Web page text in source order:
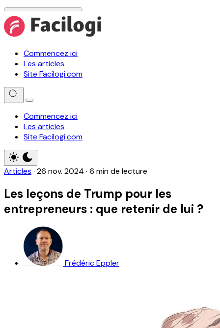
Commencez ici
Les articles
Site Facilogi.com
Commencez ici
Les articles
Site Facilogi.com
Articles · 26 nov. 2024 · 6 min de lecture
Les leçons de Trump pour les
entrepreneurs : que retenir de lui ?
Frédéric Eppler